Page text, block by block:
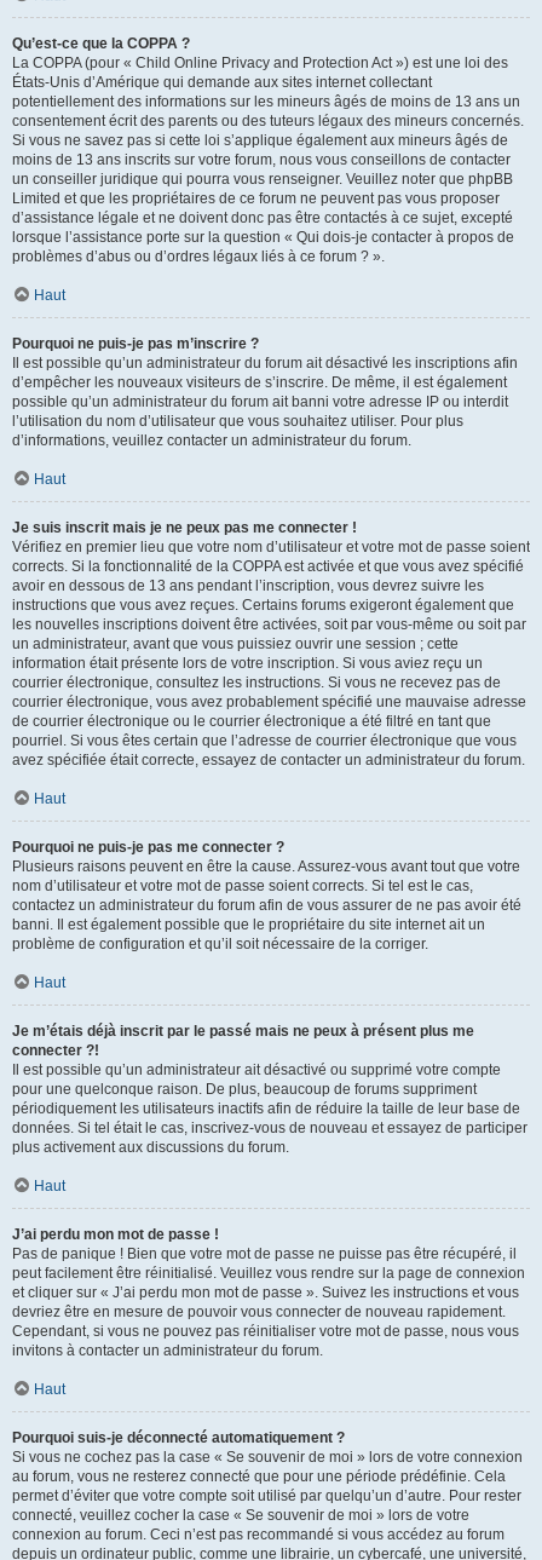
Qu’est-ce que la COPPA ?
La COPPA (pour « Child Online Privacy and Protection Act ») est une loi des
États-Unis d’Amérique qui demande aux sites internet collectant
potentiellement des informations sur les mineurs âgés de moins de 13 ans un
consentement écrit des parents ou des tuteurs légaux des mineurs concernés.
Si vous ne savez pas si cette loi s’applique également aux mineurs âgés de
moins de 13 ans inscrits sur votre forum, nous vous conseillons de contacter
un conseiller juridique qui pourra vous renseigner. Veuillez noter que phpBB
Limited et que les propriétaires de ce forum ne peuvent pas vous proposer
d’assistance légale et ne doivent donc pas être contactés à ce sujet, excepté
lorsque l’assistance porte sur la question « Qui dois-je contacter à propos de
problèmes d’abus ou d’ordres légaux liés à ce forum ? ».
Haut
Pourquoi ne puis-je pas m’inscrire ?
Il est possible qu’un administrateur du forum ait désactivé les inscriptions afin
d’empêcher les nouveaux visiteurs de s’inscrire. De même, il est également
possible qu’un administrateur du forum ait banni votre adresse IP ou interdit
l’utilisation du nom d’utilisateur que vous souhaitez utiliser. Pour plus
d’informations, veuillez contacter un administrateur du forum.
Haut
Je suis inscrit mais je ne peux pas me connecter !
Vérifiez en premier lieu que votre nom d’utilisateur et votre mot de passe soient
corrects. Si la fonctionnalité de la COPPA est activée et que vous avez spécifié
avoir en dessous de 13 ans pendant l’inscription, vous devrez suivre les
instructions que vous avez reçues. Certains forums exigeront également que
les nouvelles inscriptions doivent être activées, soit par vous-même ou soit par
un administrateur, avant que vous puissiez ouvrir une session ; cette
information était présente lors de votre inscription. Si vous aviez reçu un
courrier électronique, consultez les instructions. Si vous ne recevez pas de
courrier électronique, vous avez probablement spécifié une mauvaise adresse
de courrier électronique ou le courrier électronique a été filtré en tant que
pourriel. Si vous êtes certain que l’adresse de courrier électronique que vous
avez spécifiée était correcte, essayez de contacter un administrateur du forum.
Haut
Pourquoi ne puis-je pas me connecter ?
Plusieurs raisons peuvent en être la cause. Assurez-vous avant tout que votre
nom d’utilisateur et votre mot de passe soient corrects. Si tel est le cas,
contactez un administrateur du forum afin de vous assurer de ne pas avoir été
banni. Il est également possible que le propriétaire du site internet ait un
problème de configuration et qu’il soit nécessaire de la corriger.
Haut
Je m’étais déjà inscrit par le passé mais ne peux à présent plus me
connecter ?!
Il est possible qu’un administrateur ait désactivé ou supprimé votre compte
pour une quelconque raison. De plus, beaucoup de forums suppriment
périodiquement les utilisateurs inactifs afin de réduire la taille de leur base de
données. Si tel était le cas, inscrivez-vous de nouveau et essayez de participer
plus activement aux discussions du forum.
Haut
J’ai perdu mon mot de passe !
Pas de panique ! Bien que votre mot de passe ne puisse pas être récupéré, il
peut facilement être réinitialisé. Veuillez vous rendre sur la page de connexion
et cliquer sur « J’ai perdu mon mot de passe ». Suivez les instructions et vous
devriez être en mesure de pouvoir vous connecter de nouveau rapidement.
Cependant, si vous ne pouvez pas réinitialiser votre mot de passe, nous vous
invitons à contacter un administrateur du forum.
Haut
Pourquoi suis-je déconnecté automatiquement ?
Si vous ne cochez pas la case « Se souvenir de moi » lors de votre connexion
au forum, vous ne resterez connecté que pour une période prédéfinie. Cela
permet d’éviter que votre compte soit utilisé par quelqu’un d’autre. Pour rester
connecté, veuillez cocher la case « Se souvenir de moi » lors de votre
connexion au forum. Ceci n’est pas recommandé si vous accédez au forum
depuis un ordinateur public, comme une librairie, un cybercafé, une université,